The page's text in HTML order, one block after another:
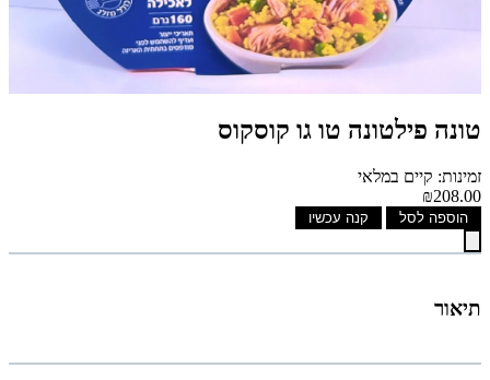
טונה פילטונה טו גו קוסקוס
זמינות: קיים במלאי
₪208.00
הוספה לסל קנה עכשיו
תיאור